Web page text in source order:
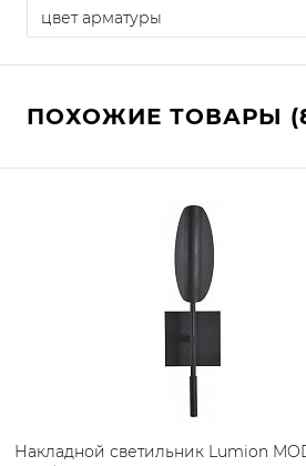
цвет арматуры
ПОХОЖИЕ ТОВАРЫ
Накладной светильник Lumion